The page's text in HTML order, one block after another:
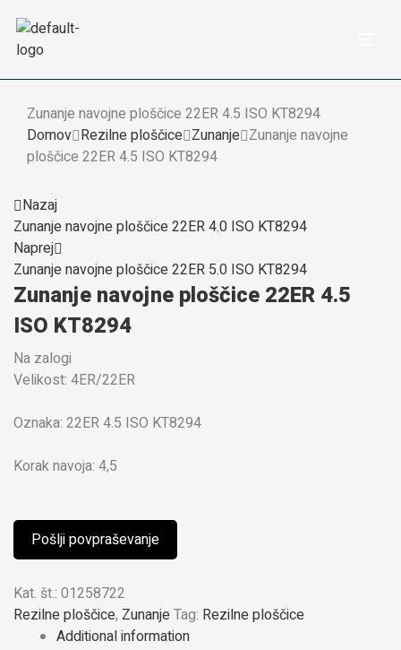
Zunanje navojne ploščice 22ER 4.5 ISO KT8294
Domov Rezilne ploščice Zunanje Zunanje navojne
ploščice 22ER 4.5 ISO KT8294
Nazaj
Zunanje navojne ploščice 22ER 4.0 ISO KT8294
Naprej
Zunanje navojne ploščice 22ER 5.0 ISO KT8294
Zunanje navojne ploščice 22ER 4.5
ISO KT8294
Na zalogi
Velikost: 4ER/22ER
Oznaka: 22ER 4.5 ISO KT8294
Korak navoja: 4,5
Pošlji povpraševanje
Kat. št.: 01258722
Rezilne ploščice, ZunanjeTag: Rezilne ploščice
Additional information